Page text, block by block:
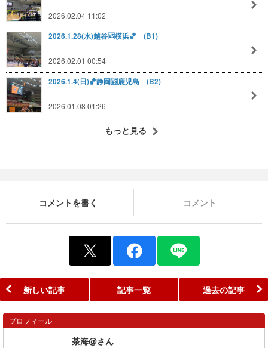
2026.02.04 11:02
2026.1.28(水)越谷🆚横浜🏀 (B1)
2026.02.01 00:54
2026.1.4(日)🏀静岡🆚鹿児島 (B2)
2026.01.08 01:26
もっと見る
コメントを書く コメント
新しい記事 記事一覧 過去の記事
プロフィール
茶海@さん